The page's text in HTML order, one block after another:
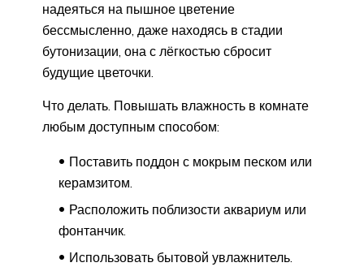
надеяться на пышное цветение
бессмысленно, даже находясь в стадии
бутонизации, она с лёгкостью сбросит
будущие цветочки.
Что делать. Повышать влажность в комнате
любым доступным способом:
Поставить поддон с мокрым песком или
керамзитом.
Расположить поблизости аквариум или
фонтанчик.
Использовать бытовой увлажнитель.